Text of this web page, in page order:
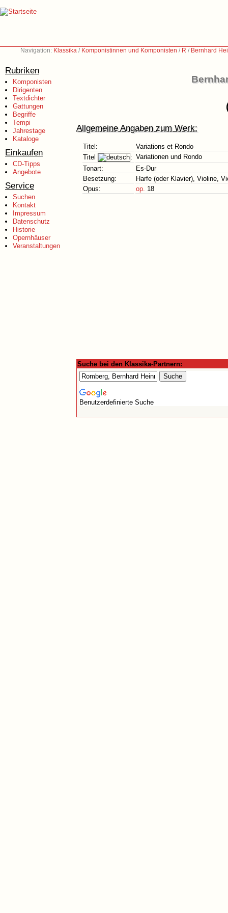
Navigation: Klassika / Komponistinnen und Komponisten / R / Bernhard
Rubriken
Komponisten
Dirigenten
Textdichter
Gattungen
Begriffe
Tempi
Jahrestage
Kataloge
Einkaufen
CD-Tipps
Angebote
Service
Suchen
Kontakt
Impressum
Datenschutz
Historie
Opernhäuser
Veranstaltungen
Allgemeine Angaben zum Werk:
Titel:
Variations et Rondo
Titel
: Variationen und Rondo
Tonart:
Es-Dur
Besetzung:
Harfe (oder Klavier), Violine,
Opus:
op. 18
Suche bei den Klassika-Partnern:
Benutzerdefinierte Suche